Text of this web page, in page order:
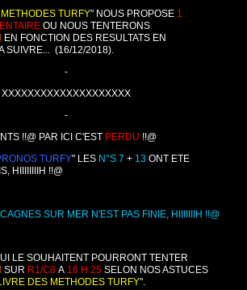
TURFY" NOUS PROPOSE 1
OU NOUS TENTERONS
EN FONCTION DES RESULTATS EN
SUIVRE... (16/12/2018).
-
XXXXXXXXXXXXXXXXXXXX
-
!!@ PAR ICI C'EST PERDU !!@
TURFY" LES N°S 7 + 13 ONT ETE
HIIIIIIIIH !!@
SUR MER N'EST PAS FINIE, HIIIIIIIH !!@
LE SOUHAITENT POURRONT TENTER
SUR R1/C8 A 16 H 25 SELON NOS ASTUCES
DES METHODES TURFY".